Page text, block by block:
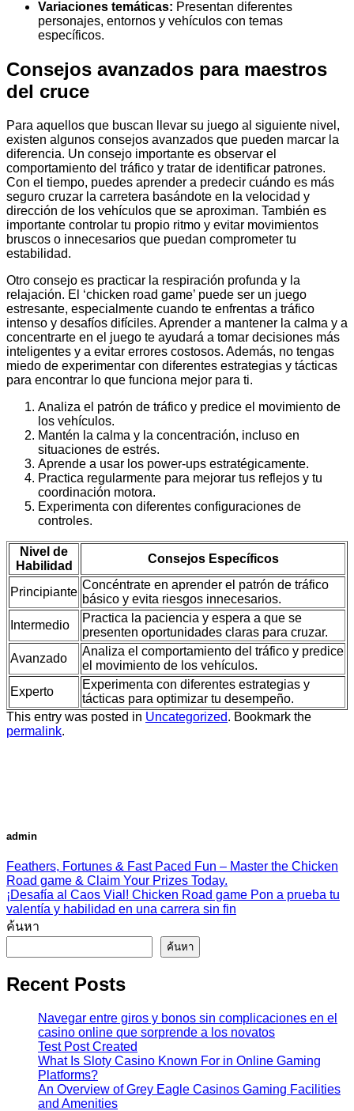
Variaciones temáticas: Presentan diferentes
personajes, entornos y vehículos con temas
específicos.
Consejos avanzados para maestros
del cruce
Para aquellos que buscan llevar su juego al siguiente nivel,
existen algunos consejos avanzados que pueden marcar la
diferencia. Un consejo importante es observar el
comportamiento del tráfico y tratar de identificar patrones.
Con el tiempo, puedes aprender a predecir cuándo es más
seguro cruzar la carretera basándote en la velocidad y
dirección de los vehículos que se aproximan. También es
importante controlar tu propio ritmo y evitar movimientos
bruscos o innecesarios que puedan comprometer tu
estabilidad.
Otro consejo es practicar la respiración profunda y la
relajación. El ‘chicken road game’ puede ser un juego
estresante, especialmente cuando te enfrentas a tráfico
intenso y desafíos difíciles. Aprender a mantener la calma y a
concentrarte en el juego te ayudará a tomar decisiones más
inteligentes y a evitar errores costosos. Además, no tengas
miedo de experimentar con diferentes estrategias y tácticas
para encontrar lo que funciona mejor para ti.
Analiza el patrón de tráfico y predice el movimiento de
los vehículos.
Mantén la calma y la concentración, incluso en
situaciones de estrés.
Aprende a usar los power-ups estratégicamente.
Practica regularmente para mejorar tus reflejos y tu
coordinación motora.
Experimenta con diferentes configuraciones de
controles.
Nivel de
Habilidad
Consejos Específicos
Principiante
Concéntrate en aprender el patrón de tráfico
básico y evita riesgos innecesarios.
Intermedio
Practica la paciencia y espera a que se
presenten oportunidades claras para cruzar.
Avanzado
Analiza el comportamiento del tráfico y predice
el movimiento de los vehículos.
Experto
Experimenta con diferentes estrategias y
tácticas para optimizar tu desempeño.
This entry was posted in Uncategorized. Bookmark the
permalink.
admin
Feathers, Fortunes & Fast Paced Fun – Master the Chicken
Road game & Claim Your Prizes Today.
¡Desafía al Caos Vial! Chicken Road game Pon a prueba tu
valentía y habilidad en una carrera sin fin
ค้นหา
ค้นหา
Recent Posts
Navegar entre giros y bonos sin complicaciones en el
casino online que sorprende a los novatos
Test Post Created
What Is Sloty Casino Known For in Online Gaming
Platforms?
An Overview of Grey Eagle Casinos Gaming Facilities
and Amenities